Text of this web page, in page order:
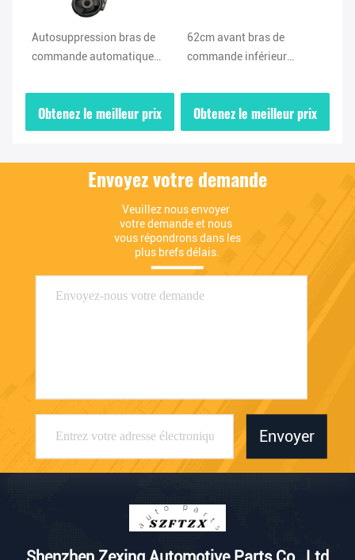
Autosuppression bras de
commande automatique
Pour Hyundai de Pékin
Obtenez le meilleur prix
62cm avant bras de
commande inférieur
Pour Hyundai Kia 2018-
2020
Obtenez le meilleur prix
Envoyez votre demande
Veuillez nous envoyer
votre demande et nous
vous répondrons dans les
plus brefs délais.
Envoyer